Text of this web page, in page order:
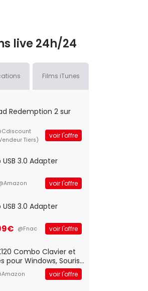
live 24h/24
Films iTunes
Redemption 2 sur
Tiers)
voir l'offre
USB 3.0 Adapter
voir l'offre
USB 3.0 Adapter
@Fnac voir l'offre
Combo Clavier et
pour Windows, Souris
Connexion USB Plug
Taillevoir l'offre